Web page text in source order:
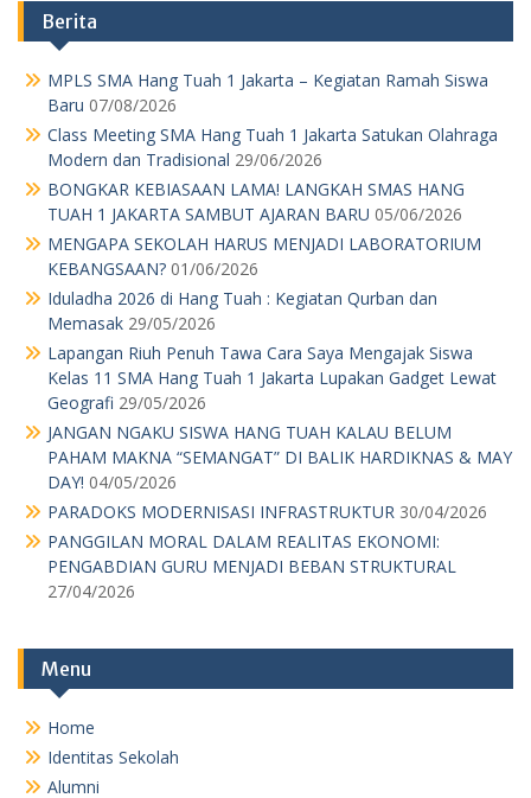
Kelas 11 SMA Hang Tuah 1 Jakarta Lupakan Gadget Lewat
Geografi 29/05/2026
JANGAN NGAKU SISWA HANG TUAH KALAU BELUM
PAHAM MAKNA “SEMANGAT” DI BALIK HARDIKNAS & MAY
DAY! 04/05/2026
PARADOKS MODERNISASI INFRASTRUKTUR 30/04/2026
PENGABDIAN GURU MENJADI BEBAN STRUKTURAL
27/04/2026
Menu
Home
Identitas Sekolah
Alumni
Daftar Nama Guru dan Karyawan
Kotak Saran
Agenda
Pengumuman Kelulusan
Download
Kotak Saran
Pengumuman Kelulusan
Pengurus Sekolah
Perpustakaan
Profil
RKAS TP 19-20